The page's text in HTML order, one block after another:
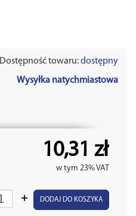
Dostępność towaru:dostępny
Wysyłka natychmiastowa
10,31 zł
w tym 23% VAT
DODAJ DO KOSZYKA